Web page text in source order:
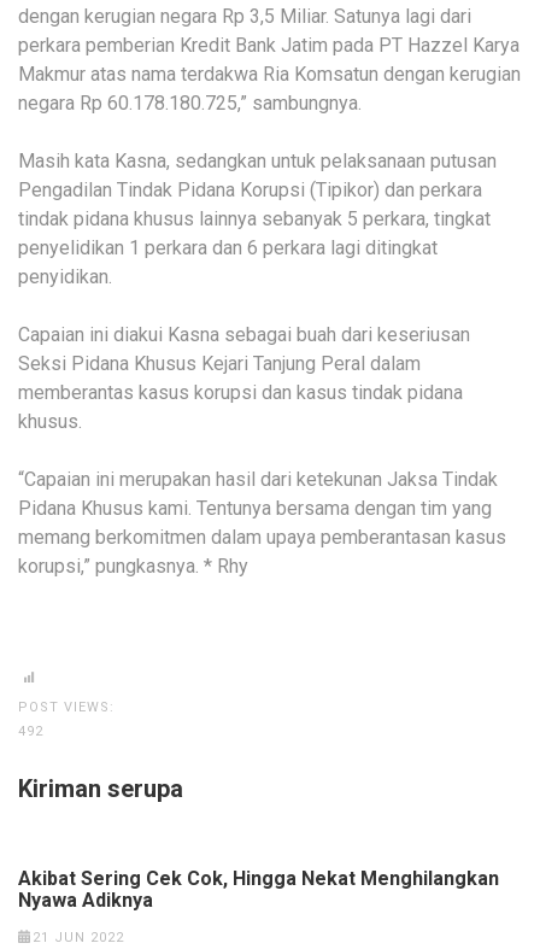
dengan kerugian negara Rp 3,5 Miliar. Satunya lagi dari
perkara pemberian Kredit Bank Jatim pada PT Hazzel Karya
Makmur atas nama terdakwa Ria Komsatun dengan kerugian
negara Rp 60.178.180.725,” sambungnya.
Masih kata Kasna, sedangkan untuk pelaksanaan putusan
Pengadilan Tindak Pidana Korupsi (Tipikor) dan perkara
tindak pidana khusus lainnya sebanyak 5 perkara, tingkat
penyelidikan 1 perkara dan 6 perkara lagi ditingkat
penyidikan.
Capaian ini diakui Kasna sebagai buah dari keseriusan
Seksi Pidana Khusus Kejari Tanjung Peral dalam
memberantas kasus korupsi dan kasus tindak pidana
khusus.
“Capaian ini merupakan hasil dari ketekunan Jaksa Tindak
Pidana Khusus kami. Tentunya bersama dengan tim yang
memang berkomitmen dalam upaya pemberantasan kasus
korupsi,” pungkasnya. * Rhy
POST VIEWS:
492
Kiriman serupa
Akibat Sering Cek Cok, Hingga Nekat Menghilangkan
Nyawa Adiknya
21 JUN 2022